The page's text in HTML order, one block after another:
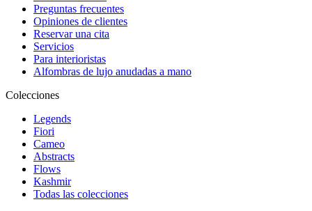
Preguntas frecuentes
Opiniones de clientes
Reservar una cita
Servicios
Para interioristas
Alfombras de lujo anudadas a mano
Colecciones
Legends
Fiori
Cameo
Abstracts
Flows
Kashmir
Todas las colecciones